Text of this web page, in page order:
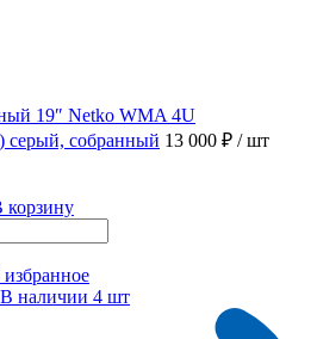
19″ Netko WMA 4U
серый, собранный 13 000 ₽ / шт
корзину
В наличии 4 шт